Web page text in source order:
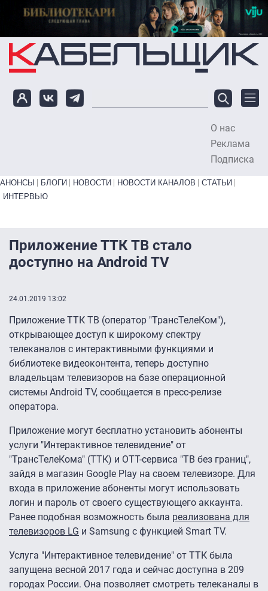
Перейти к основному содержанию
О нас
Реклама
Подписка
Primary links bottom
АНОНСЫ БЛОГИ НОВОСТИ НОВОСТИ КАНАЛОВ
СТАТЬИ
ИНТЕРВЬЮ
Приложение ТТК ТВ стало
доступно на Android TV
24.01.2019 13:02
Приложение ТТК ТВ (оператор "ТрансТелеКом"),
открывающее доступ к широкому спектру
телеканалов с интерактивными функциями и
библиотеке видеоконтента, теперь доступно
владельцам телевизоров на базе операционной
системы Android TV, сообщается в пресс-релизе
оператора.
Приложение могут бесплатно установить абоненты
услуги "Интерактивное телевидение" от
"ТрансТелеКома" (ТТК) и OTT-сервиса "ТВ без границ",
зайдя в магазин Google Play на своем телевизоре. Для
входа в приложение абоненты могут использовать
логин и пароль от своего существующего аккаунта.
Ранее подобная возможность была реализована для
телевизоров LG и Samsung с функцией Smart TV.
Услуга "Интерактивное телевидение" от ТТК была
запущена весной 2017 года и сейчас доступна в 209
городах России. Она позволяет смотреть телеканалы в